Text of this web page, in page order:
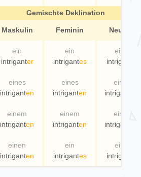
Gemischte Deklination
Maskulin Feminin Neutral
ein
intriganter
ein
intrigantes
eine
intrigant
eines
intriganten
eines
intriganten
einer
intrigant
einem
intriganten
einem
intriganten
einer
intrigant
einen
intriganten
ein
intrigantes
eine
intrigant